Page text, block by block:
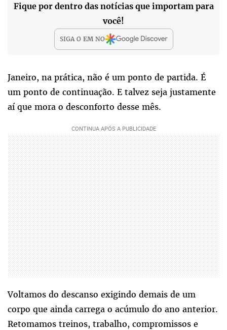
Fique por dentro das notícias que importam para
você!
SIGA O EMNO
Janeiro, na prática, não é um ponto de partida. É
um ponto de continuação. E talvez seja justamente
aí que mora o desconforto desse mês.
Voltamos do descanso exigindo demais de um
corpo que ainda carrega o acúmulo do ano anterior.
Retomamos treinos, trabalho, compromissos e